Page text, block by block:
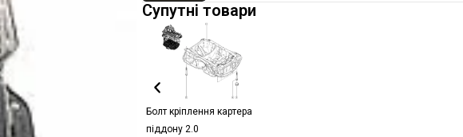
Супутні товари
Болт кріплення картера
піддону 2.0